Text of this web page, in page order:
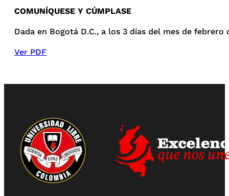
COMUNÍQUESE Y CÚMPLASE
Dada en Bogotá D.C., a los 3 días del mes de febrero
Ver PDF